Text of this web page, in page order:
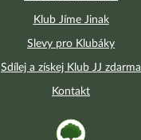
Klub Jíme Jinak
Slevy pro Klubáky
Sdílej a získej Klub JJ zdarma
Kontakt